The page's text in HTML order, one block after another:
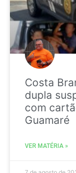
Costa
dupla
com
Guamaré
VER MATÉRIA »